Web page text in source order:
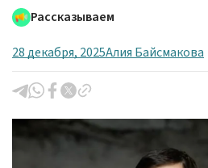
Рассказываем
28 декабря, 2025Алия Байсмакова